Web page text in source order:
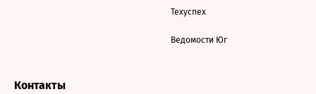
Техуспех
Ведомости Юг
Контакты